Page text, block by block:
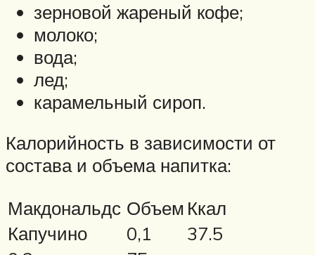
зерновой жареный кофе;
молоко;
вода;
лед;
карамельный сироп.
Калорийность в зависимости от
состава и объема напитка:
Макдональдс Объем Ккал
Капучино
0,1
37.5